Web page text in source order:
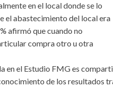
en el local donde se lo
el abastecimiento del local era
afirmó que cuando no
compra otro u otra
en el Estudio FMG es
de los resultados